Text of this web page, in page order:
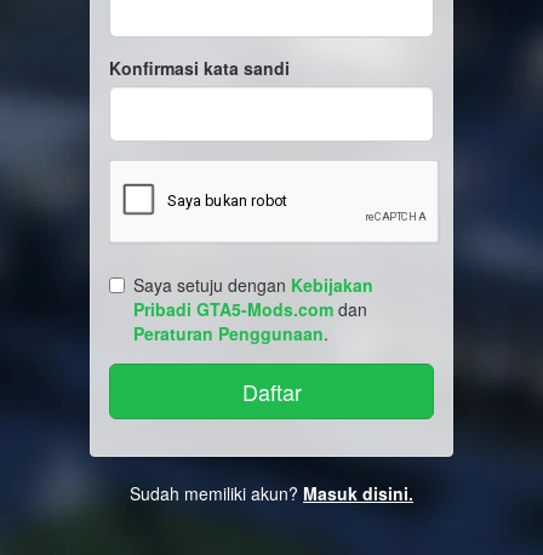
Konfirmasi kata sandi
Saya setuju dengan Kebijakan
Pribadi GTA5-Mods.com dan
Peraturan Penggunaan.
Sudah memiliki akun? Masuk disini.